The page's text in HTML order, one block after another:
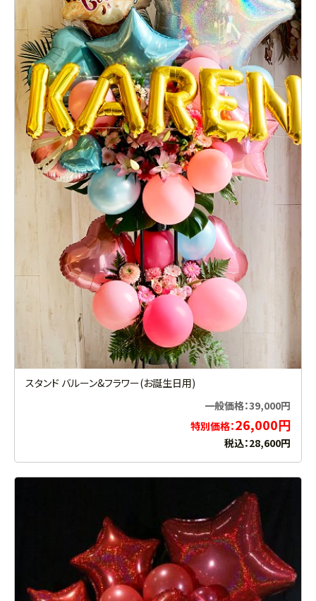
スタンド バルーン&フラワー(お誕生日用)
一般価格：39,000円
特別価格：26,000円
税込：28,600円